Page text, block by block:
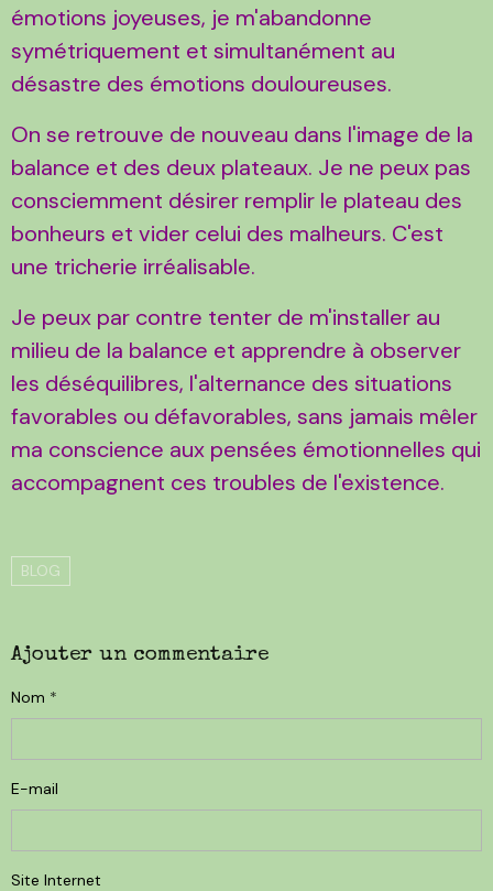
émotions joyeuses, je m'abandonne
symétriquement et simultanément au
désastre des émotions douloureuses.
On se retrouve de nouveau dans l'image de la
balance et des deux plateaux. Je ne peux pas
consciemment désirer remplir le plateau des
bonheurs et vider celui des malheurs. C'est
une tricherie irréalisable.
Je peux par contre tenter de m'installer au
milieu de la balance et apprendre à observer
les déséquilibres, l'alternance des situations
favorables ou défavorables, sans jamais mêler
ma conscience aux pensées émotionnelles qui
accompagnent ces troubles de l'existence.
BLOG
Ajouter un commentaire
Nom
E-mail
Site Internet